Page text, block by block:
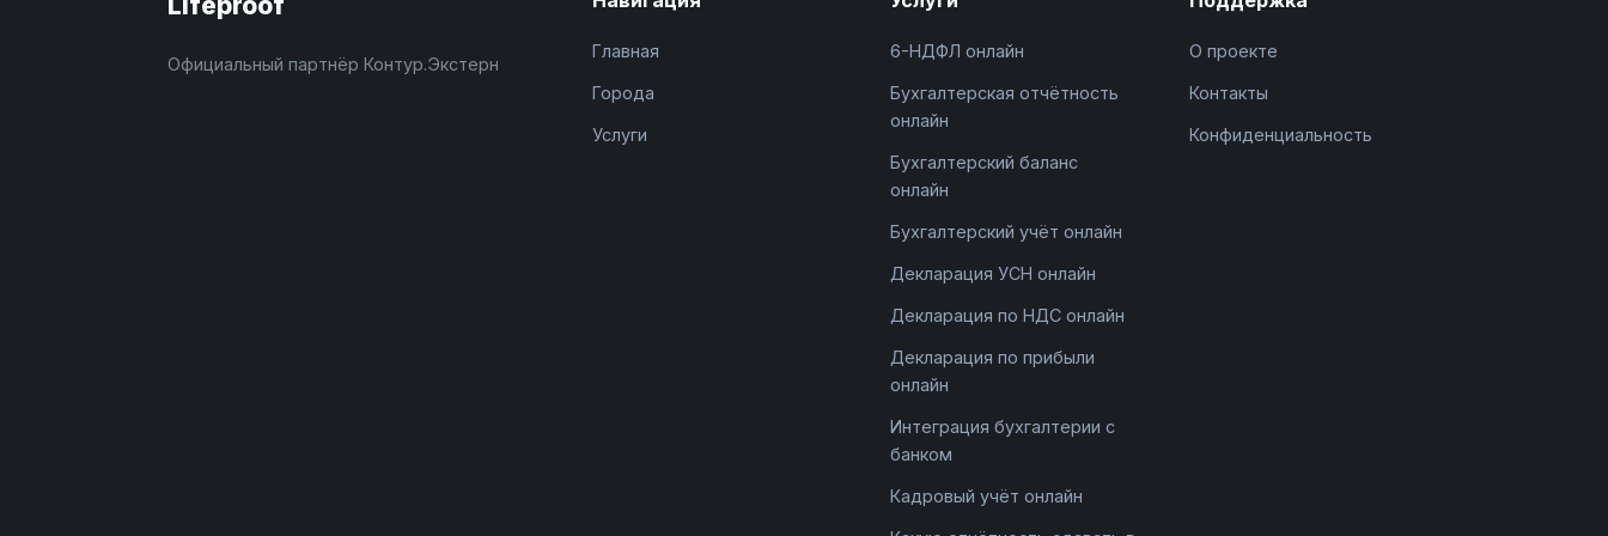
Официальный партнёр Контур.Экстерн
Главная
Города
Услуги
6-НДФЛ онлайн
Бухгалтерская отчётность
онлайн
Бухгалтерский баланс
онлайн
Бухгалтерский учёт онлайн
Декларация УСН онлайн
Декларация по НДС онлайн
Декларация по прибыли
онлайн
Интеграция бухгалтерии с
банком
Кадровый учёт онлайн
О проекте
Контакты
Конфиденциальность